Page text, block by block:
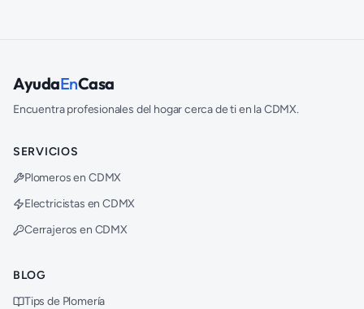
AyudaEnCasa
Encuentra profesionales del hogar cerca de ti en la CDMX.
SERVICIOS
Plomeros en CDMX
Electricistas en CDMX
Cerrajeros en CDMX
BLOG
Tips de Plomería